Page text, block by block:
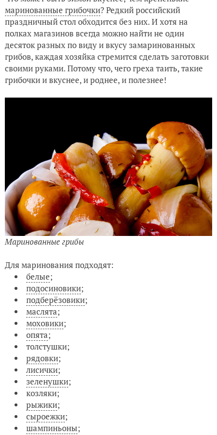
маринованные грибочки? Редкий российский
праздничный стол обходится без них. И хотя на
полках магазинов всегда можно найти не один
десяток разных по виду и вкусу замаринованных
грибов, каждая хозяйка стремится сделать заготовки
своими руками. Потому что, чего греха таить, такие
грибочки и вкуснее, и роднее, и полезнее!
Маринованные грибы
Для маринования подходят:
белые;
подосиновики;
подберёзовики;
маслята;
моховики;
опята;
толстушки;
рядовки;
лисички;
зеленушки;
козляки;
рыжики;
сыроежки;
шампиньоны;